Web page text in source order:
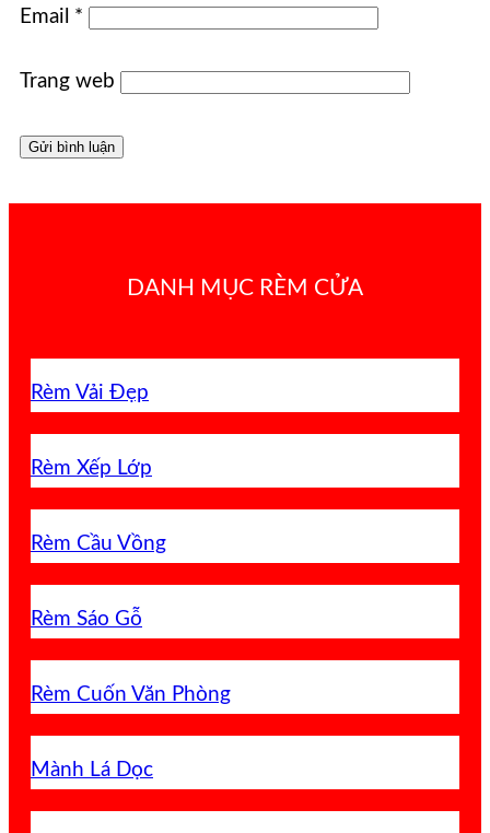
Email *
Trang web
DANH MỤC RÈM CỬA
Rèm Vải Đẹp
Rèm Xếp Lớp
Rèm Cầu Vồng
Rèm Sáo Gỗ
Rèm Cuốn Văn Phòng
Mành Lá Dọc